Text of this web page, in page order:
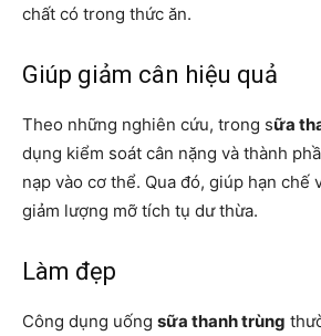
chất có trong thức ăn.
Giúp giảm cân hiệu quả
Theo những nghiên cứu, trong sữa
dụng kiểm soát cân nặng và thành
nạp vào cơ thể. Qua đó, giúp hạn chế
giảm lượng mỡ tích tụ dư thừa.
Làm đẹp
Công dụng uống sữa thanh trùng